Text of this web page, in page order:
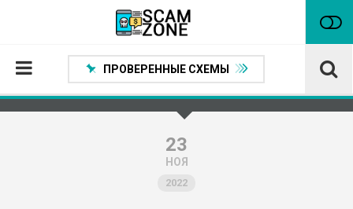
Проверенные способы заработка
ПРОВЕРЕННЫЕ СХЕМЫ
23
НОЯ
2022